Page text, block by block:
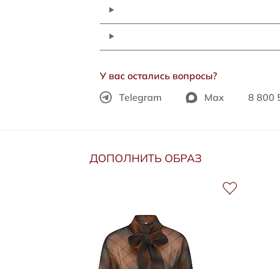
У вас остались вопросы?
Telegram
Max 8 800
ДОПОЛНИТЬ ОБРАЗ